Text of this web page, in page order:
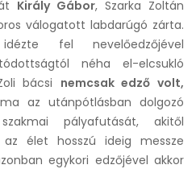
Király Gábor, Szarka Zoltán
válogatott labdarúgó zárta.
fel nevelőedzőjével
néha el-elcsukló
bácsi nemcsak edző volt,
az utánpótlásban dolgozó
pályafutását, akitől
élet hosszú ideig messze
egykori edzőjével akkor